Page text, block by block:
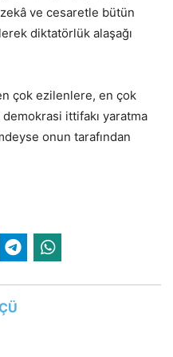
ve cesaretle bütün
diktatörlük alaşağı
çok ezilenlere, en çok
ittifakı yaratma
onun tarafından